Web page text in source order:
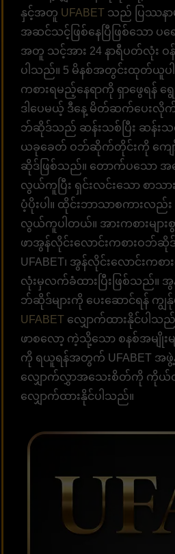
နှင့်အတူ UFABET သည် ပြဿနာမ
အဆင်သင့်ဖြစ်နေပြီဖြစ်သော ပ
အတူ သင့်အား 24 နာရီပတ်လုံး ဝ
ပါသည်။ 5 မိနစ်အတွင်းထုတ်ယူပ
ကစားရမည့်နေရာကို ရှာဖွေရန် ရွေ
ဒါပေမယ့် ဒီနေ့ မိတ်ဆက်ပေးလို
ဘ်ဆိုဒ်သည် ဆန်းသစ်ပြီး ဆန်းသ
ယခုခေတ် ဝဘ်ဆိုက်တိုင်းကို ကျ
ဆိုဒ်ဖြစ်သည်။ တောက်ပသော အရေ
လွယ်ကူပြီး ရှင်းလင်းသော စာသာ
ပံ့ပိုးပါ။ ထိုင်းဘာသာစကားလည်း
လွယ်ကူပါတယ်။ အားကစားများ
ဖာအွန်လိုင်းလောင်းကစားဝဘ်ဆိုဒ်
UFABET၊ အွန်လိုင်းလောင်းကစ
လုံးမှလက်ခံထားပြီးဖြစ်သည်။ အွ
ဘ်ဆိုဒ်များကို ပေးဆောင်ရန် က
UFABET လျှောက်ထားနိုင်ပါသ
ဖာစလော့ ကဲ့သို့သော စနစ်အမျိုးမ
ကို ရယူရန်အတွက် UFABET
လျှောက်လွှာအသေးစိတ်ကို ကိုယ်တိုင်
လျှောက်ထားနိုင်ပါသည်။